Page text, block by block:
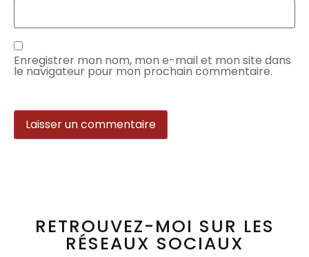
Enregistrer mon nom, mon e-mail et mon site dans
le navigateur pour mon prochain commentaire.
RETROUVEZ-MOI SUR LES
RÉSEAUX SOCIAUX